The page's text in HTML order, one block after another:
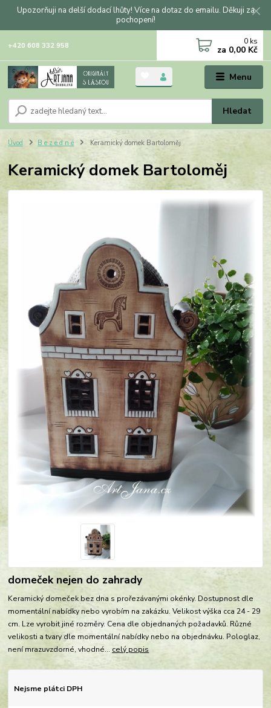
Upozorňuji na delší dodací lhůty! Více na dotaz do emailu. Děkuji za
pochopení!
Menu
Hledat
+420 608 332 958 0 ks
za 0,00 Kč
Úvod B e z e d n é Keramický domek Bartoloměj
Keramický domek Bartoloměj
domeček nejen do zahrady
Keramický domeček bez dna s prořezávanými okénky. Dostupnost dle
momentální nabídky nebo vyrobím na zakázku. Velikost výška cca 24 - 29
cm. Lze vyrobit jiné rozměry. Cena dle objednaných požadavků. Různé
velikosti a tvary dle momentální nabídky nebo na objednávku. Pologlaz,
není mrazuvzdorné, vhodné... celý popis
Nejsme plátci DPH